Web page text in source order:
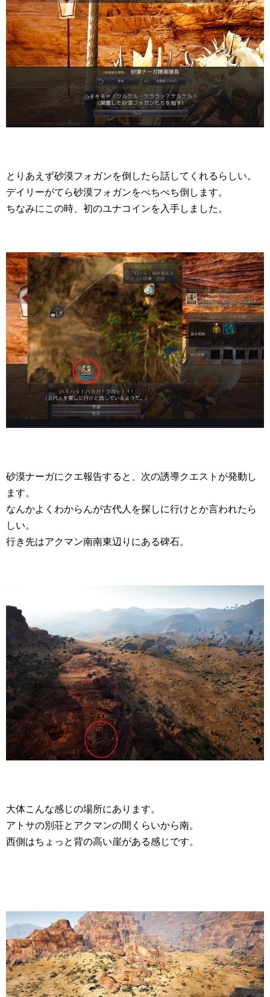
とりあえず砂漠フォガンを倒したら話してくれるらしい。
デイリーがてら砂漠フォガンをぺちぺち倒します。
ちなみにこの時、初のユナコインを入手しました。
砂漠ナーガにクエ報告すると、次の誘導クエストが発動し
ます。
なんかよくわからんが古代人を探しに行けとか言われたら
しい。
行き先はアクマン南南東辺りにある碑石。
大体こんな感じの場所にあります。
アトサの別荘とアクマンの間くらいから南。
西側はちょっと背の高い崖がある感じです。